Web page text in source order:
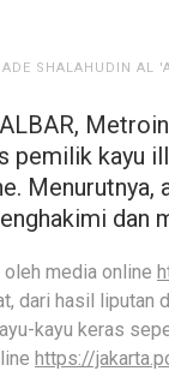
ADE SHALAHUDIN AL
pemilik kayu
dan
media online
dari hasil liputan
kayu keras
https://